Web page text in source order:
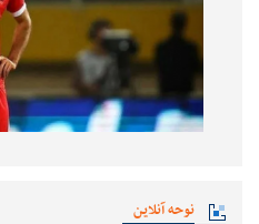
نوحه آنلاین